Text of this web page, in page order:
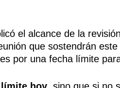
el alcance de la
que sostendrán
por una fecha límite
límite hoy, sino que si no